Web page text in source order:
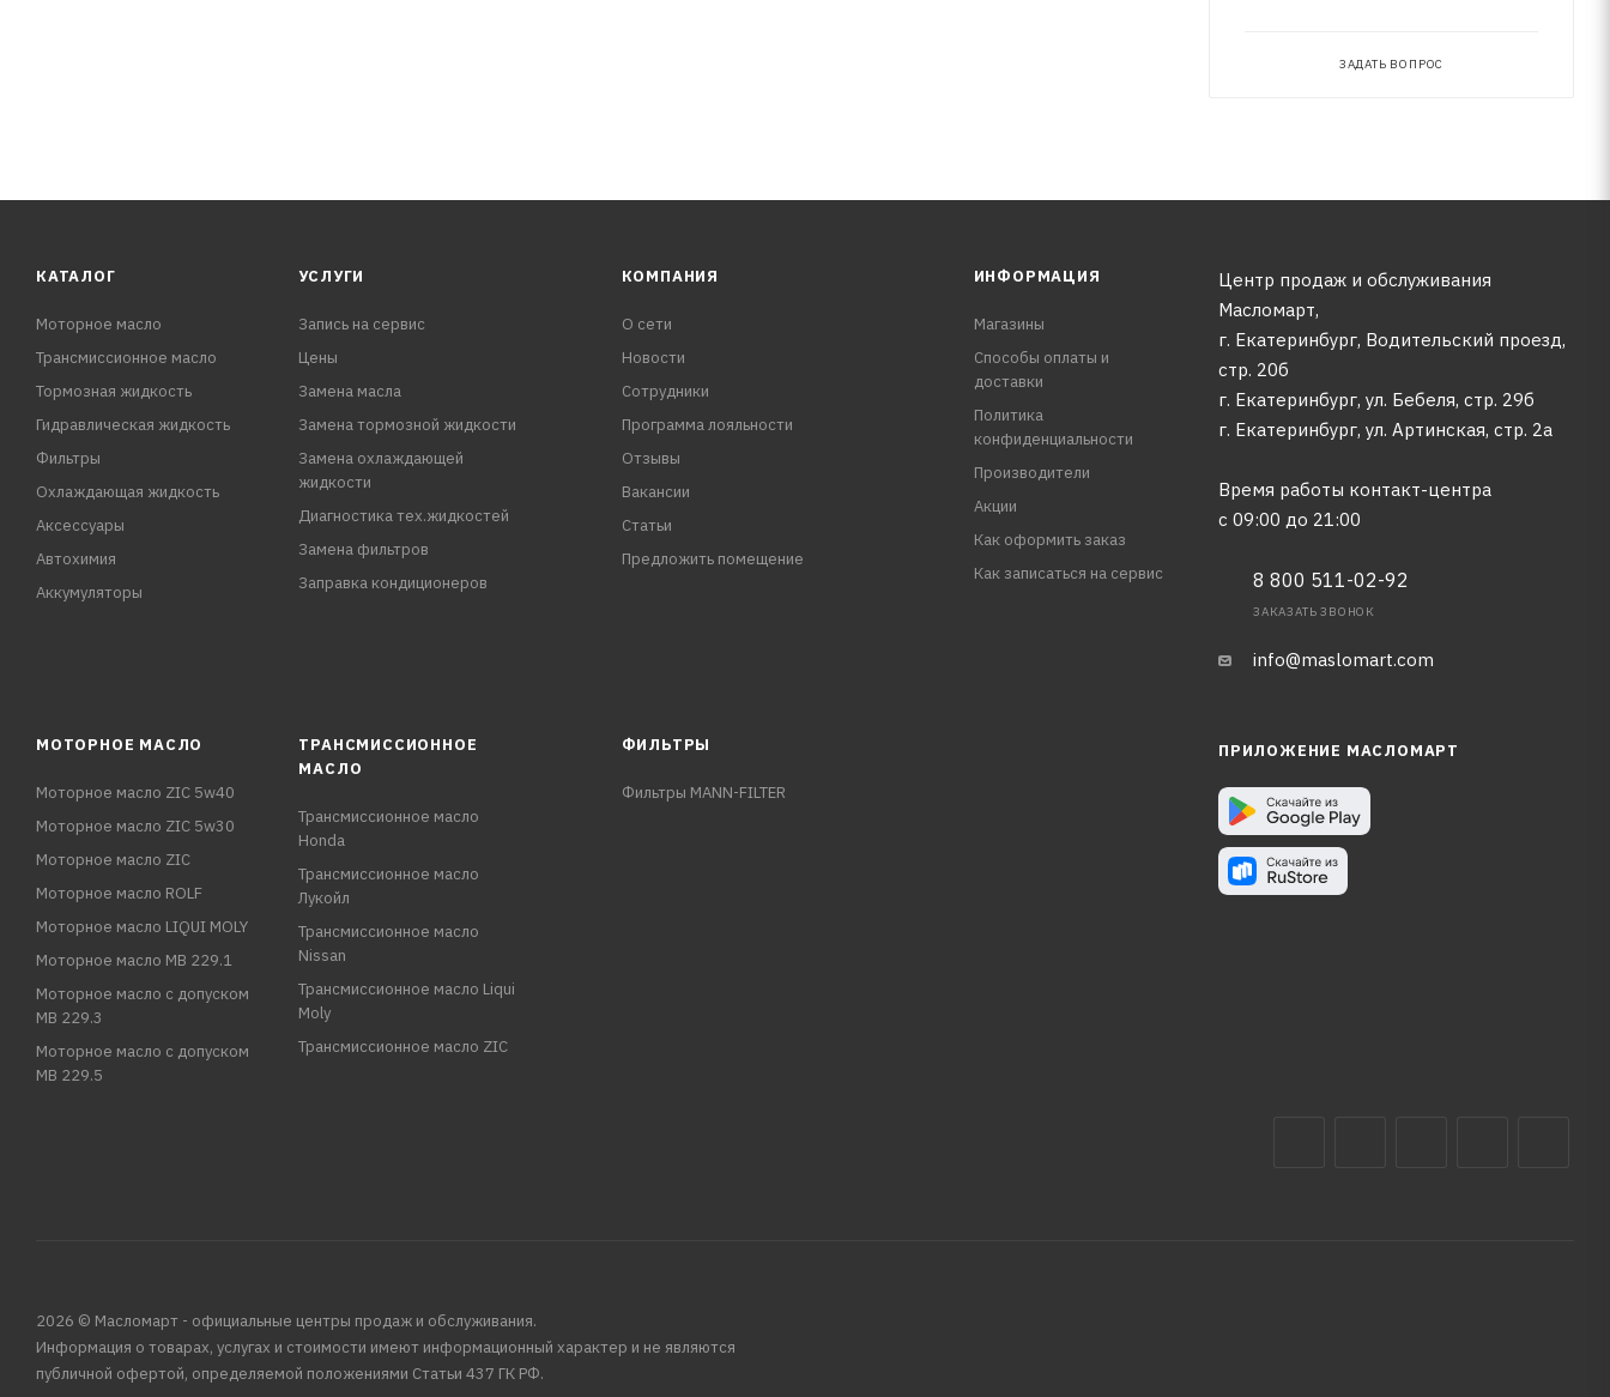
ЗАДАТЬ ВОПРОС
КАТАЛОГ
Моторное масло
Трансмиссионное масло
Тормозная жидкость
Гидравлическая жидкость
Фильтры
Охлаждающая жидкость
Аксессуары
Автохимия
Аккумуляторы
УСЛУГИ
Запись на сервис
Цены
Замена масла
Замена тормозной жидкости
Замена охлаждающей
жидкости
Диагностика тех.жидкостей
Замена фильтров
Заправка кондиционеров
КОМПАНИЯ
О сети
Новости
Сотрудники
Программа лояльности
Отзывы
Вакансии
Статьи
Предложить помещение
ИНФОРМАЦИЯ
Магазины
Способы оплаты и
доставки
Политика
конфиденциальности
Производители
Акции
Как оформить заказ
Как записаться на сервис
Центр продаж и обслуживания
Масломарт,
г. Екатеринбург, Водительский проезд,
стр. 20б
г. Екатеринбург, ул. Бебеля, стр. 29б
г. Екатеринбург, ул. Артинская, стр. 2а
Время работы контакт-центра
с 09:00 до 21:00
8 800 511-02-92
ЗАКАЗАТЬ ЗВОНОК
info@maslomart.com
МОТОРНОЕ МАСЛО
Моторное масло ZIC 5w40
Моторное масло ZIC 5w30
Моторное масло ZIC
Моторное масло ROLF
Моторное масло LIQUI MOLY
Моторное масло MB 229.1
Моторное масло с допуском
MB 229.3
Моторное масло с допуском
MB 229.5
ТРАНСМИССИОННОЕ
МАСЛО
Трансмиссионное масло
Honda
Трансмиссионное масло
Лукойл
Трансмиссионное масло
Nissan
Трансмиссионное масло Liqui
Moly
Трансмиссионное масло ZIC
ФИЛЬТРЫ
Фильтры MANN-FILTER
ПРИЛОЖЕНИЕ МАСЛОМАРТ
2026 © Масломарт - официальные центры продаж и обслуживания.
Информация о товарах, услугах и стоимости имеют информационный характер и не являются
публичной офертой, определяемой положениями Статьи 437 ГК РФ.